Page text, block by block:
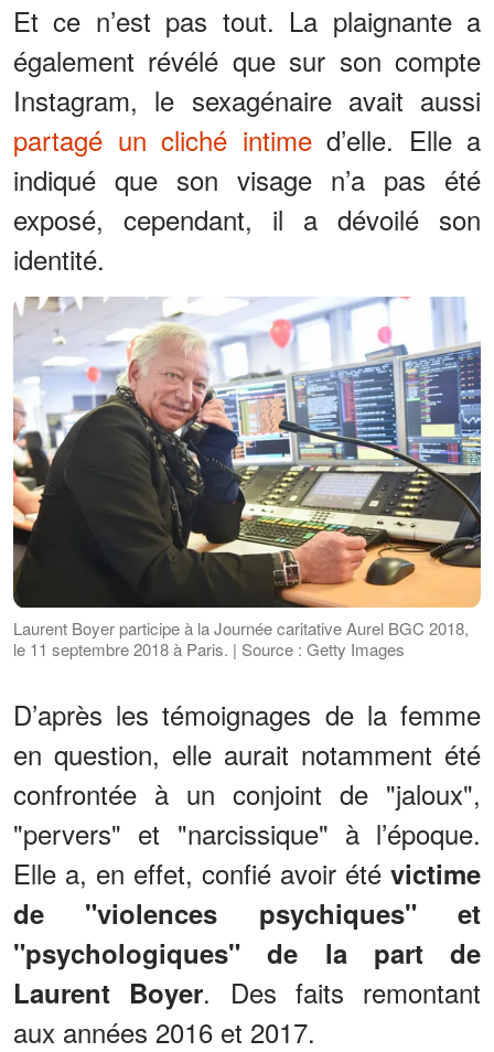
Et ce n’est pas tout. La plaignante a
également révélé que sur son compte
Instagram, le sexagénaire avait aussi
partagé un cliché intimed’elle. Elle a
indiqué que son visage n’a pas été
exposé, cependant, il a dévoilé son
identité.
Laurent Boyer participe à la Journée caritative Aurel BGC 2018,
le 11 septembre 2018 à Paris. | Source : Getty Images
D’après les témoignages de la femme
en question, elle aurait notamment été
confrontée à un conjoint de "jaloux",
"pervers" et "narcissique" à l’époque.
Elle a, en effet, confié avoir été victime
de "violences psychiques" et
"psychologiques" de la part de
Laurent Boyer. Des faits remontant
aux années 2016 et 2017.